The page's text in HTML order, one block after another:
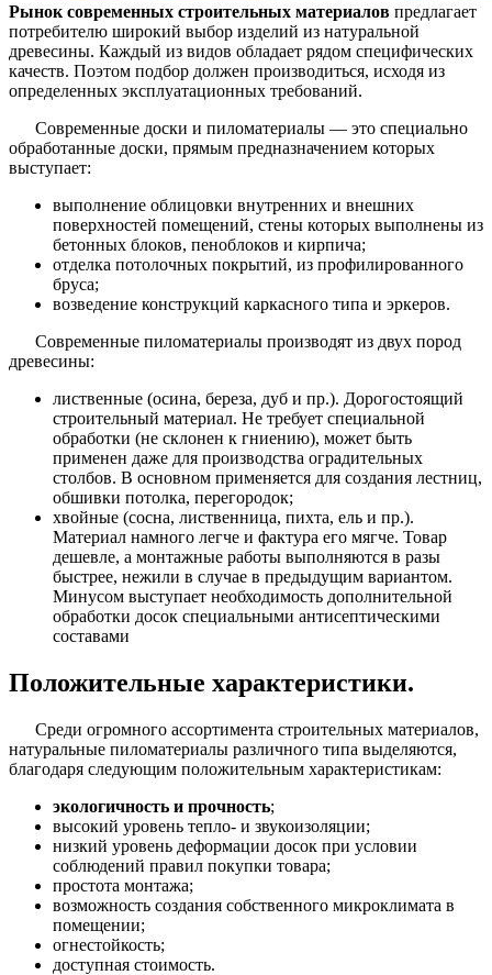
Рынок современных строительных материалов предлагает
потребителю широкий выбор изделий из натуральной
древесины. Каждый из видов обладает рядом специфических
качеств. Поэтом подбор должен производиться, исходя из
определенных эксплуатационных требований.
Современные доски и пиломатериалы — это специально
обработанные доски, прямым предназначением которых
выступает:
выполнение облицовки внутренних и внешних
поверхностей помещений, стены которых выполнены из
бетонных блоков, пеноблоков и кирпича;
отделка потолочных покрытий, из профилированного
бруса;
возведение конструкций каркасного типа и эркеров.
Современные пиломатериалы производят из двух пород
древесины:
лиственные (осина, береза, дуб и пр.). Дорогостоящий
строительный материал. Не требует специальной
обработки (не склонен к гниению), может быть
применен даже для производства оградительных
столбов. В основном применяется для создания лестниц,
обшивки потолка, перегородок;
хвойные (сосна, лиственница, пихта, ель и пр.).
Материал намного легче и фактура его мягче. Товар
дешевле, а монтажные работы выполняются в разы
быстрее, нежили в случае в предыдущим вариантом.
Минусом выступает необходимость дополнительной
обработки досок специальными антисептическими
составами
Положительные характеристики.
Среди огромного ассортимента строительных материалов,
натуральные пиломатериалы различного типа выделяются,
благодаря следующим положительным характеристикам:
экологичность и прочность;
высокий уровень тепло- и звукоизоляции;
низкий уровень деформации досок при условии
соблюдений правил покупки товара;
простота монтажа;
возможность создания собственного микроклимата в
помещении;
огнестойкость;
доступная стоимость.